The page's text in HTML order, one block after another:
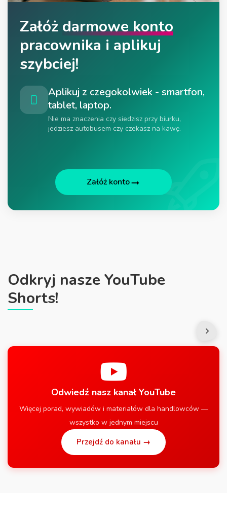
Załóż darmowe konto
pracownika i aplikuj
szybciej!
Aplikuj z czegokolwiek - smartfon,
tablet, laptop.
Nie ma znaczenia czy siedzisz przy biurku,
jedziesz autobusem czy czekasz na kawę.
Załóż konto
Odkryj nasze YouTube
Shorts!
Odwiedź nasz kanał YouTube
Więcej porad, wywiadów i materiałów dla handlowców —
wszystko w jednym miejscu
Przejdź do kanału →